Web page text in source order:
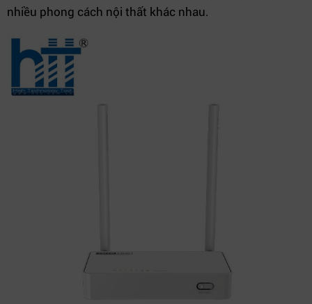
nhiều phong cách nội thất khác nhau.